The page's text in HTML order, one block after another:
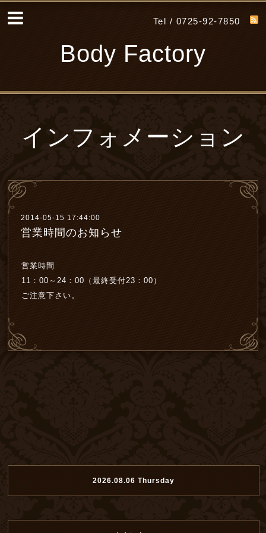
Tel / 0725-92-7850
Body Factory
インフォメーション
2014-05-15 17:44:00
営業時間のお知らせ
営業時間
11：00～24：00（最終受付23：00）
ご注意下さい。
2026.08.06 Thursday